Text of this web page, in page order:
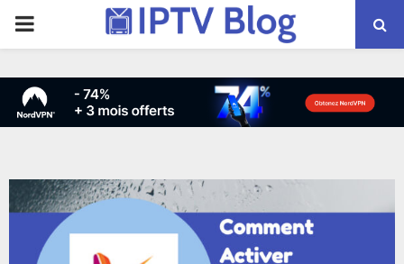
PRIMARY
MENU